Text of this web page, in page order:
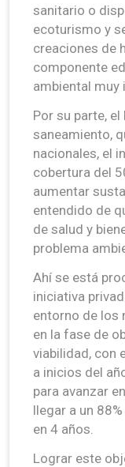
sanitario o
ecoturismo y
creaciones de
componente
ambiental muy
Por su parte,
saneamiento,
nacionales, el
cobertura del
aumentar
entendido de
de salud y
problema
Ahí se está
iniciativa
entorno de los
en la fase de
viabilidad, con
a inicios del
para avanzar
llegar a un
en 4 años.
Lograr este